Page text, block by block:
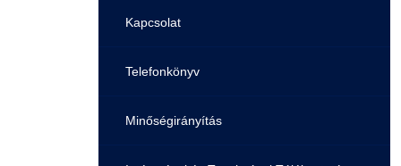
Családbarát Szolgáltató
EHÖK
Hallgatókra érvényes szabályzatok
Origó nyelvvizsga
HASIT
Neptun
Kapcsolat
Telefonkönyv
Minőségirányítás